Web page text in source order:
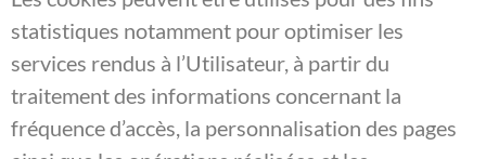
statistiques notamment pour optimiser les
services rendus à l’Utilisateur, à partir du
traitement des informations concernant la
fréquence d’accès, la personnalisation des pages